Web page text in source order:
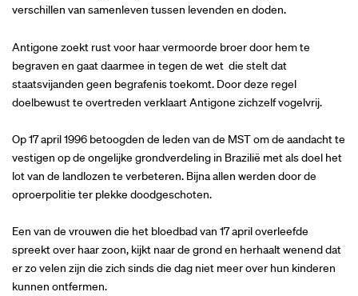
verschillen van samenleven tussen levenden en doden.
Antigone zoekt rust voor haar vermoorde broer door hem te
begraven en gaat daarmee in tegen de wet die stelt dat
staatsvijanden geen begrafenis toekomt. Door deze regel
doelbewust te overtreden verklaart Antigone zichzelf vogelvrij.
Op 17 april 1996 betoogden de leden van de MST om de aandacht te
vestigen op de ongelijke grondverdeling in Brazilië met als doel het
lot van de landlozen te verbeteren. Bijna allen werden door de
oproerpolitie ter plekke doodgeschoten.
Een van de vrouwen die het bloedbad van 17 april overleefde
spreekt over haar zoon, kijkt naar de grond en herhaalt wenend dat
er zo velen zijn die zich sinds die dag niet meer over hun kinderen
kunnen ontfermen.